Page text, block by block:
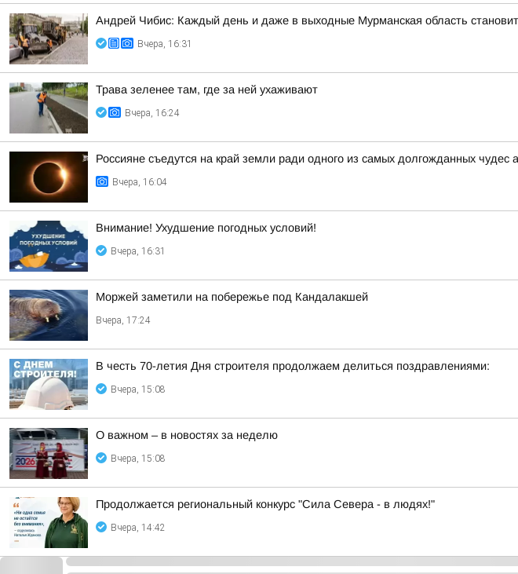
Андрей Чибис: Каждый день и даже в выходные Мурманская область
Вчера, 16:31
Трава зеленее там, где за ней ухаживают
Вчера, 16:24
Россияне съедутся на край земли ради одного из самых долгожданных
Вчера, 16:04
Внимание! Ухудшение погодных условий!
Вчера, 16:31
Моржей заметили на побережье под Кандалакшей
Вчера, 17:24
В честь 70-летия Дня строителя продолжаем делиться поздравлениями:
Вчера, 15:08
О важном – в новостях за неделю
Вчера, 15:08
Продолжается региональный конкурс "Сила Севера - в людях!"
Вчера, 14:42